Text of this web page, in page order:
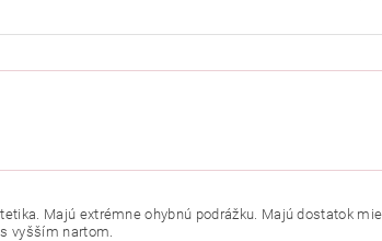
Majú extrémne ohybnú podrážku. Majú dostatok
vyšším nartom.